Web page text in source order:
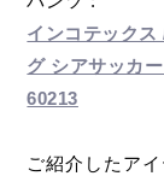
インコテック
グ シアサッカ
60213
ご紹介したア